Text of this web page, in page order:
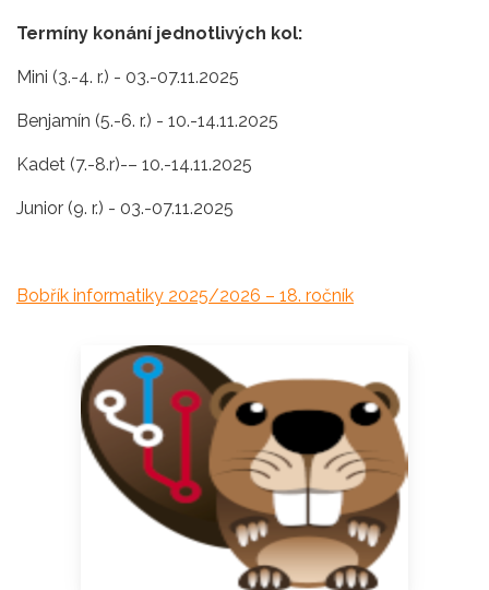
Termíny konání jednotlivých kol:
Mini (3.-4. r.) - 03.-07.11.2025
Benjamín (5.-6. r.) - 10.-14.11.2025
Kadet (7.-8.r)-– 10.-14.11.2025
Junior (9. r.) - 03.-07.11.2025
Bobřík informatiky 2025/2026 – 18. ročník